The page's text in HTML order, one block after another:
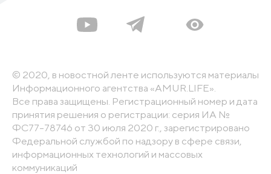
© 2020, в новостной ленте используются материалы
Информационного агентства «AMUR.LIFE».
Все права защищены. Регистрационный номер и дата
принятия решения о регистрации: серия ИА №
ФС77-78746 от 30 июля 2020 г., зарегистрировано
Федеральной службой по надзору в сфере связи,
информационных технологий и массовых
коммуникаций